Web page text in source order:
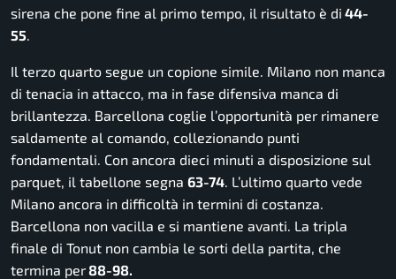
sirena che pone fine al primo tempo, il risultato è di 44-
55
Il terzo quarto segue un copione simile. Milano non manca
di tenacia in attacco, ma in fase difensiva manca di
brillantezza. Barcellona coglie l’opportunità per rimanere
saldamente al comando, collezionando punti
fondamentali. Con ancora dieci minuti a disposizione sul
parquet, il tabellone segna 63-74 . L’ultimo quarto vede
Milano ancora in difficoltà in termini di costanza.
Barcellona non vacilla e si mantiene avanti. La tripla
finale di Tonut non cambia le sorti della partita, che
termina per88-98.